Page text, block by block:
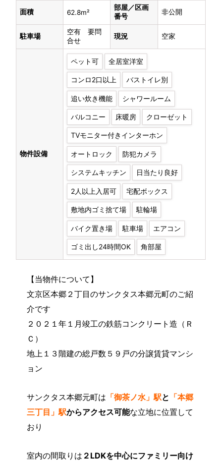
面積 62.8m²
部屋／区画
番号
非公開
駐車場
空有 要問
合せ
現況 空家
物件設備
ペット可 全居室洋室
コンロ2口以上 バストイレ別
追い炊き機能 シャワールーム
バルコニー 床暖房 クローゼット
TVモニター付きインターホン
オートロック 防犯カメラ
システムキッチン 日当たり良好
2人以上入居可 宅配ボックス
敷地内ゴミ捨て場 駐輪場
バイク置き場 駐車場 エアコン
ゴミ出し24時間OK 角部屋
【当物件について】
文京区本郷２丁目のサンクタス本郷元町のご紹
介です
２０２１年１月竣工の鉄筋コンクリート造（Ｒ
Ｃ）
地上１３階建の総戸数５９戸の分譲賃貸マンシ
ョン
サンクタス本郷元町は 「御茶ノ水」駅と 「本郷
三丁目」駅からアクセス可能な立地に位置して
おり
室内の間取りは ２LDKを中心にファミリー向け